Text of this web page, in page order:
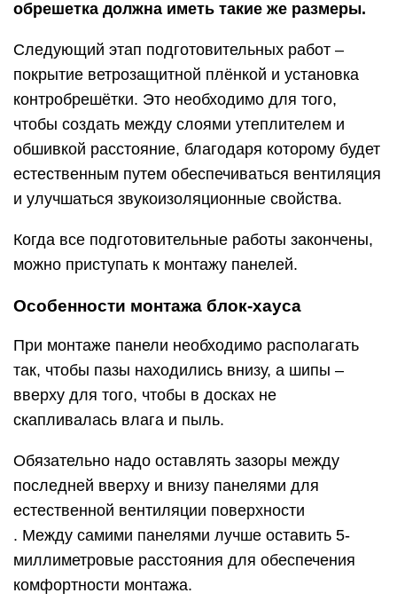
обрешетка должна иметь такие же размеры.
Следующий этап подготовительных работ –
покрытие ветрозащитной плёнкой и установка
контробрешётки. Это необходимо для того,
чтобы создать между слоями утеплителем и
обшивкой расстояние, благодаря которому будет
естественным путем обеспечиваться вентиляция
и улучшаться звукоизоляционные свойства.
Когда все подготовительные работы закончены,
можно приступать к монтажу панелей.
Особенности монтажа блок-хауса
При монтаже панели необходимо располагать
так, чтобы пазы находились внизу, а шипы –
вверху для того, чтобы в досках не
скапливалась влага и пыль.
Обязательно надо оставлять зазоры между
последней вверху и внизу панелями для
естественной вентиляции поверхности
. Между самими панелями лучше оставить 5-
миллиметровые расстояния для обеспечения
комфортности монтажа.